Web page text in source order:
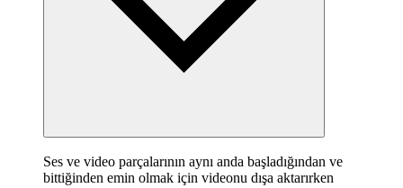
Ses ve video parçalarının aynı anda başladığından ve
bittiğinden emin olmak için videonu dışa aktarırken